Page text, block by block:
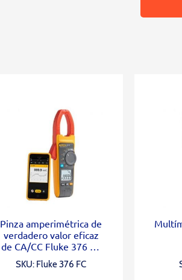
Pinza amperimétrica de
verdadero valor eficaz
de CA/CC Fluke 376 FC
con iFlex®
SKU: Fluke 376 FC